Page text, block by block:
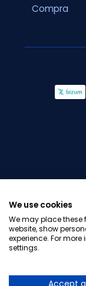
Compra
We use cookies
We may place these
website, show
experience. For
settings.